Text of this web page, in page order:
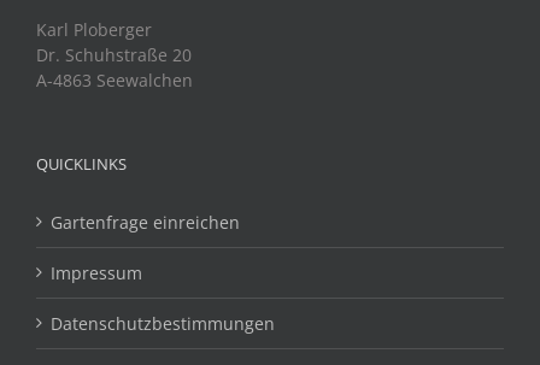
Karl Ploberger
Dr. Schuhstraße 20
A-4863 Seewalchen
QUICKLINKS
Gartenfrage einreichen
Impressum
Datenschutzbestimmungen